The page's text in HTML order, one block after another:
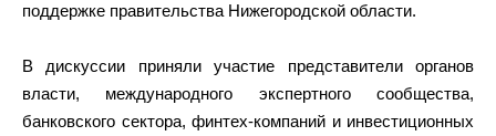
поддержке правительства Нижегородской области.
В дискуссии приняли участие представители органов
власти, международного экспертного сообщества,
банковского сектора, финтех-компаний и инвестиционных